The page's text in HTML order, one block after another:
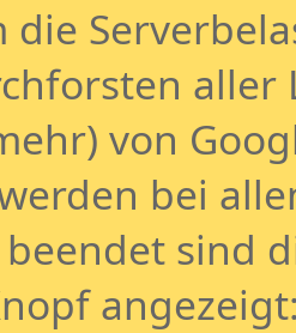
die
aller
von
bei
beendet sind